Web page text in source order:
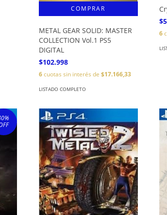
METAL GEAR SOLID: MASTER
COLLECTION Vol.1 PS5
DIGITAL
$102.998
6cuotas sin interés de $17.166,33
LISTADO COMPLETO
6
%